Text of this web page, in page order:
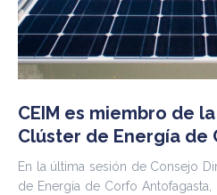
CEIM es miembro de
Clúster de Energía
En la última sesión de Consejo
de Energía de Corfo